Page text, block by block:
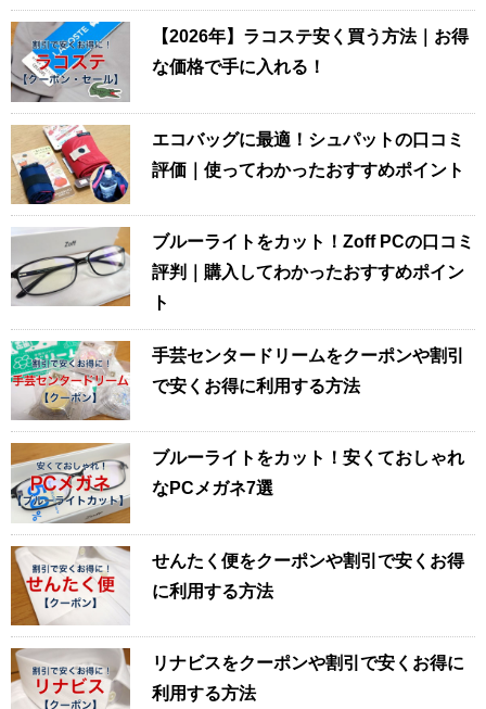
【2026年】ラコステ安く買う方法｜お得
な価格で手に入れる！
エコバッグに最適！シュパットの口コミ
評価｜使ってわかったおすすめポイント
ブルーライトをカット！Zoff PCの口コミ
評判｜購入してわかったおすすめポイン
ト
手芸センタードリームをクーポンや割引
で安くお得に利用する方法
ブルーライトをカット！安くておしゃれ
なPCメガネ7選
せんたく便をクーポンや割引で安くお得
に利用する方法
リナビスをクーポンや割引で安くお得に
利用する方法